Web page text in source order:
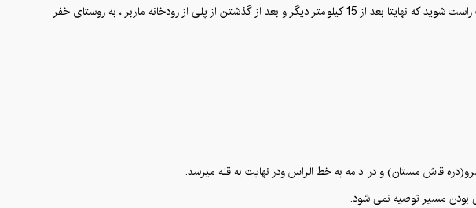
سمت چپ را انتخاب کنید که به حنا می رسد . بعد از 15 کیلومتر به سه راهی دیگری برمی خورید که این بار باید وارد جاده سمت راست شوید که نهایتا بعد از 15 کیلومتر دیگر و بعد از گذشتن از پلی از رودخانه ماربر ، به روستای خفر